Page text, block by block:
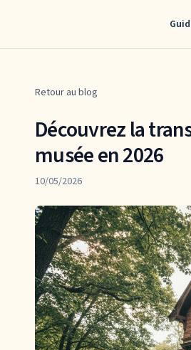
Retour au blog
Découvrez la
musée en 2026
10/05/2026